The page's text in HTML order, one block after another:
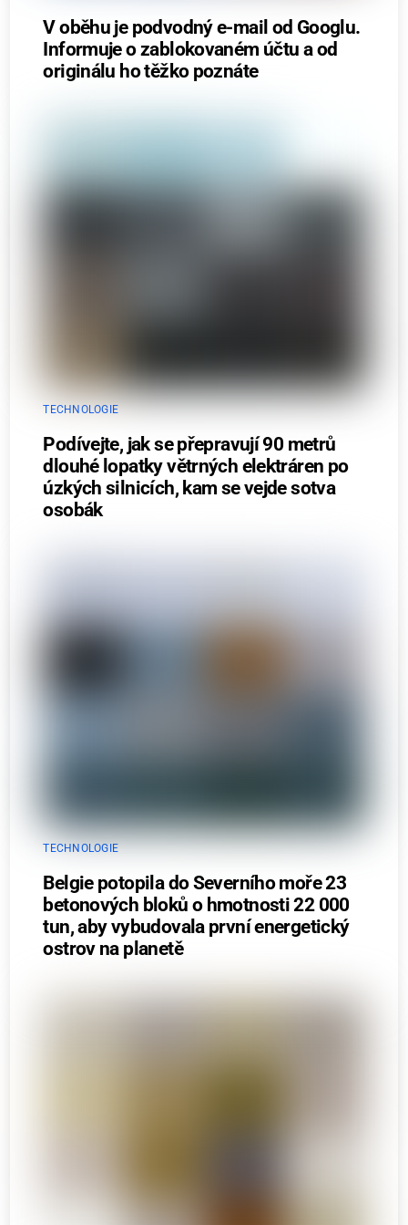
V oběhu je podvodný e-mail od Googlu.
Informuje o zablokovaném účtu a od
originálu ho těžko poznáte
TECHNOLOGIE
Podívejte, jak se přepravují 90 metrů
dlouhé lopatky větrných elektráren po
úzkých silnicích, kam se vejde sotva
osobák
TECHNOLOGIE
Belgie potopila do Severního moře 23
betonových bloků o hmotnosti 22 000
tun, aby vybudovala první energetický
ostrov na planetě